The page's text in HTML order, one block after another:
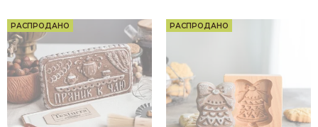
РАСПРОДАНО РАСПРОДАНО